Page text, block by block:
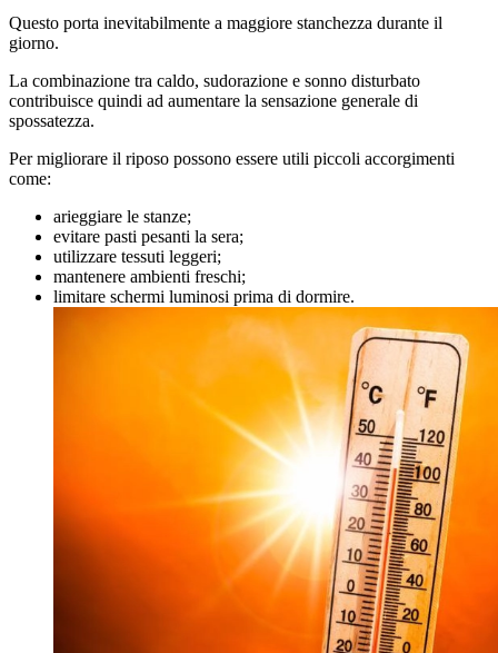
Questo porta inevitabilmente a maggiore stanchezza durante il
giorno.
La combinazione tra caldo, sudorazione e sonno disturbato
contribuisce quindi ad aumentare la sensazione generale di
spossatezza.
Per migliorare il riposo possono essere utili piccoli accorgimenti
come:
arieggiare le stanze;
evitare pasti pesanti la sera;
utilizzare tessuti leggeri;
mantenere ambienti freschi;
limitare schermi luminosi prima di dormire.